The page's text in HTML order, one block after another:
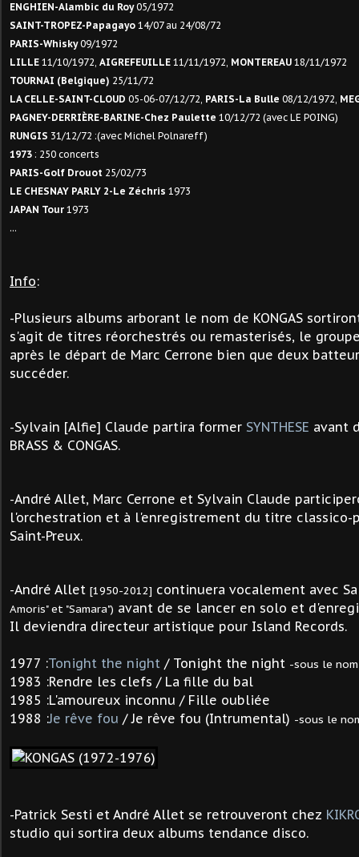
ENGHIEN-Alambic du Roy05/1972
SAINT-TROPEZ-Papagayo 14/07 au 24/08/72
PARIS-Whisky09/1972
LILLE 11/10/1972, AIGREFEUILLE 11/11/1972, MONTEREAU 18/11/1972
TOURNAI (Belgique) 25/11/72
LA CELLE-SAINT-CLOUD 05-06-07/12/72, PARIS-La Bulle 08/12/1972,
PAGNEY-DERRIÈRE-BARINE-Chez Paulette 10/12/72 (avec LE POING)
RUNGIS 31/12/72 :(avec Michel Polnareff)
1973 : 250 concerts
PARIS-Golf Drouot 25/02/73
LE CHESNAY PARLY 2-Le Zéchris 1973
JAPAN Tour 1973
...
Info:
-Plusieurs albums arborant le nom de KONGAS
s'agit de titres réorchestrés ou remasterisés, le
après le départ de Marc Cerrone bien que deux
succéder.
-Sylvain [Alfie] Claude partira former SYNTHESE avant
BRASS & CONGAS.
-André Allet, Marc Cerrone et Sylvain Claude
l'orchestration et à l'enregistrement du titre classico-
Saint-Preux.
-André Allet [1950-2012] continuera vocalement avec
Amoris" et "Samara") avant de se lancer en solo et
Il deviendra directeur artistique pour Island Records.
1977 :Tonight the night / Tonight the night -sous le
1983 :Rendre les clefs / La fille du bal
1985 :L'amoureux inconnu / Fille oubliée
1988 :Je rêve fou /Je rêve fou (Intrumental) -sous le
-Patrick Sesti et André Allet se retrouveront chez
studio qui sortira deux albums tendance disco.